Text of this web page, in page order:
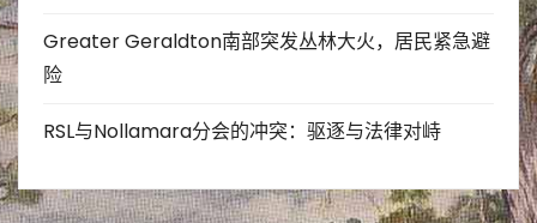
Greater Geraldton南部突发丛林大火，居民紧急避
险
RSL与Nollamara分会的冲突：驱逐与法律对峙